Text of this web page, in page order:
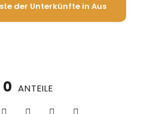
der Unterkünfte in Aus
0 ANTEILE